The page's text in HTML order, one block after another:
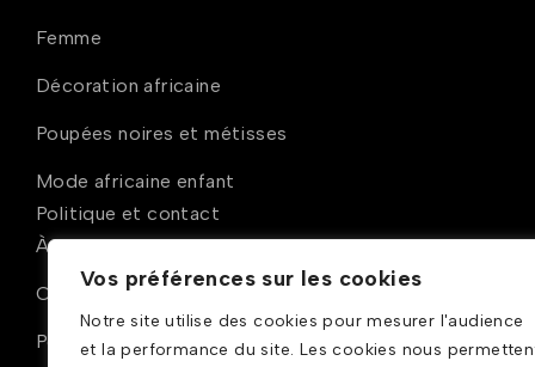
Vos préférences sur les cookies
Notre site utilise des cookies pour mesurer l'audience
et la performance du site. Les cookies nous
Femme
Décoration africaine
Poupées noires et métisses
Mode africaine enfant
Politique et contact
À propos
Conditions générales de ventes
Politique de confidentialité